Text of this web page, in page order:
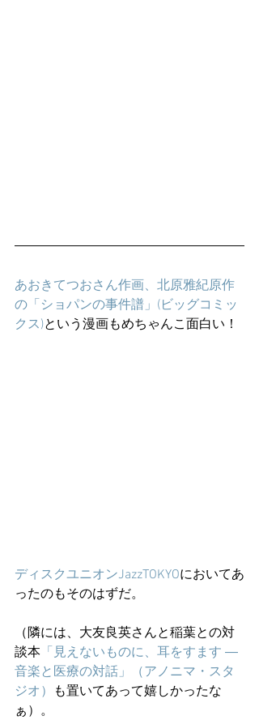
あおきてつおさん作画、北原雅紀原作
の「ショパンの事件譜」(ビッグコミッ
クス)という漫画もめちゃんこ面白い！
ディスクユニオンJazzTOKYOにおいてあ
ったのもそのはずだ。
（隣には、大友良英さんと稲葉との対
談本 「見えないものに、耳をすます ―
音楽と医療の対話」（アノニマ・スタ
ジオ）
も置いてあって嬉しかったな
ぁ）。